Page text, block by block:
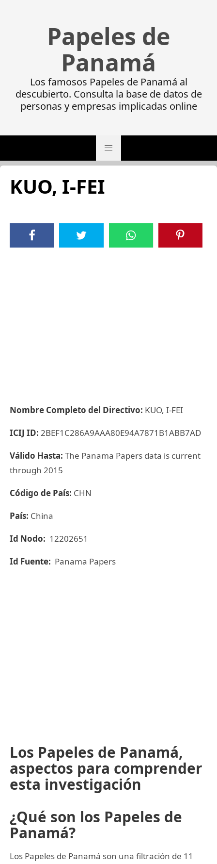
Papeles de
Panamá
Los famosos Papeles de Panamá al
descubierto. Consulta la base de datos de
personas y empresas implicadas online
KUO, I-FEI
Nombre Completo del Directivo: KUO, I-FEI
ICIJ ID: 2BEF1C286A9AAA80E94A7871B1ABB7AD
Válido Hasta: The Panama Papers data is current
through 2015
Código de País: CHN
País: China
Id Nodo: 12202651
Id Fuente: Panama Papers
Los Papeles de Panamá,
aspectos para comprender
esta investigación
¿Qué son los Papeles de
Panamá?
Los Papeles de Panamá son una filtración de 11